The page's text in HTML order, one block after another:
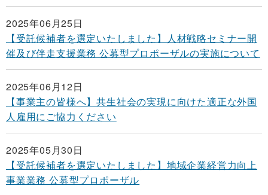
2025年06月25日
【受託候補者を選定いたしました】人材戦略セミナー開
催及び伴走支援業務 公募型プロポーザルの実施について
2025年06月12日
【事業主の皆様へ】共生社会の実現に向けた適正な外国
人雇用にご協力ください
2025年05月30日
【受託候補者を選定いたしました】地域企業経営力向上
事業業務 公募型プロポーザル